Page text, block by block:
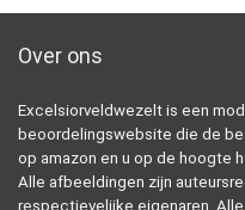
Over ons
Excelsiorveldwezelt is een
beoordelingswebsite die de
op amazon en u op de hoogte
Alle afbeeldingen zijn
respectievelijke eigenaren.